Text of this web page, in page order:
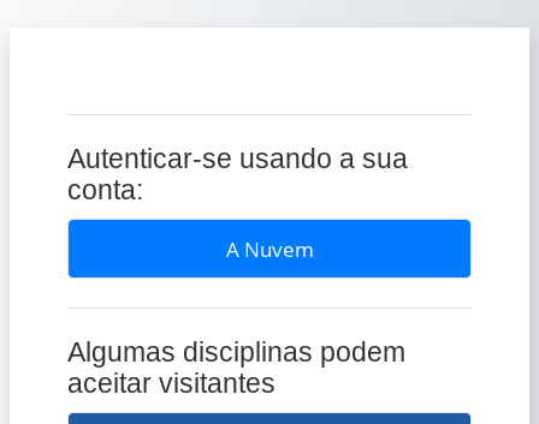
Autenticar-se usando a sua
conta:
A Nuvem
Algumas disciplinas podem
aceitar visitantes